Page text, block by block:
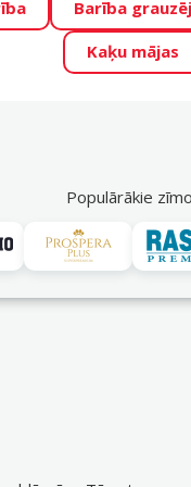
Zoo piedāvā
ŪSAIŅI”! Varbūt
Barība
Kaķu mājas
Populārākie
Akciju
ērti DinoZoo e-